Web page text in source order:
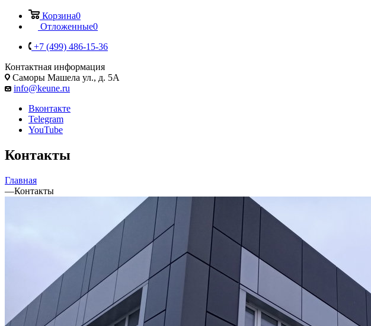
Корзина0
Отложенные0
+7 (499) 486-15-36
Контактная информация
Саморы Машела ул., д. 5А
info@keune.ru
Вконтакте
Telegram
YouTube
Контакты
Главная
—Контакты